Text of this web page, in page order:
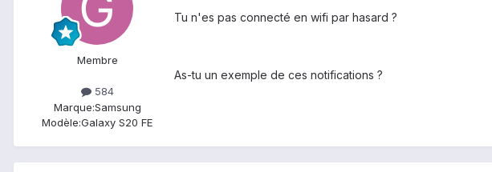
Membre
584
Marque:Samsung
Modèle:Galaxy S20 FE
Tu n'es pas connecté en wifi par hasard ?
As-tu un exemple de ces notifications ?